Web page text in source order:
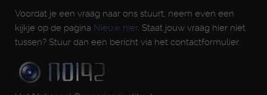
Voordat je een vraag naar ons stuurt, neem even een
kijkje op de pagina Nieuw hier. Staat jouw vraag hier niet
tussen? Stuur dan een bericht via het contactformulier.